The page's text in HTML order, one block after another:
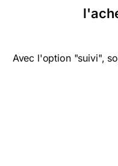
Avec l'option "suivi",